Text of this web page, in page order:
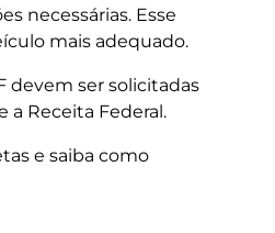
necessárias. Esse
mais adequado.
devem ser solicitadas
a Receita Federal.
e saiba como